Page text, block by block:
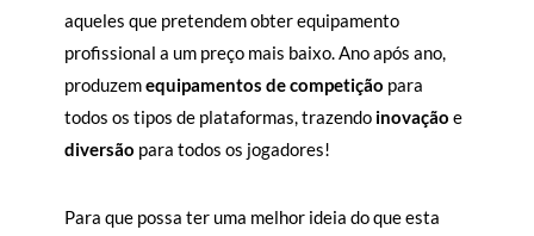
aqueles que pretendem obter equipamento
profissional a um preço mais baixo. Ano após ano,
produzemequipamentos de competição para
todos os tipos de plataformas, trazendo inovação e
diversão para todos os jogadores!
Para que possa ter uma melhor ideia do que esta